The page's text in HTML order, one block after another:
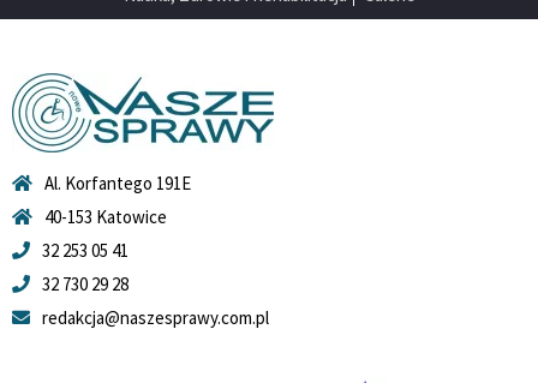
Al. Korfantego 191E
40-153 Katowice
32 253 05 41
32 730 29 28
redakcja@naszesprawy.com.pl